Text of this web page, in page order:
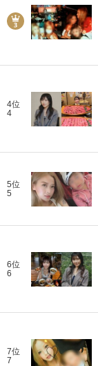
4位
4
5位
5
6位
6
7位
7